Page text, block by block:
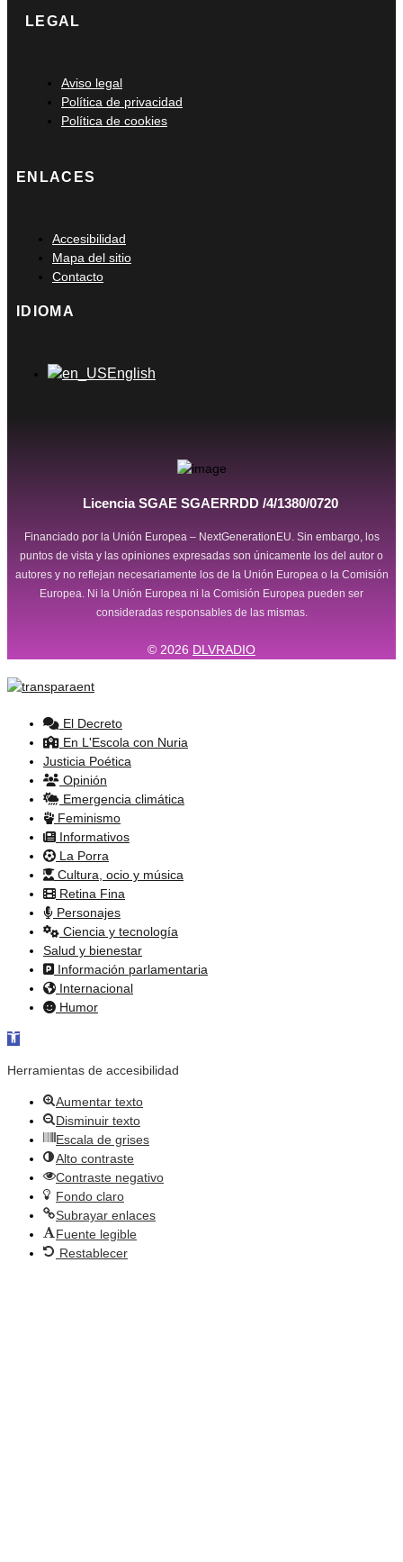
LEGAL
Main
Menu
Aviso legal
Política de privacidad
Política de cookies
ENLACES
Main
Menu
Accesibilidad
Mapa del sitio
Contacto
IDIOMA
Main
English
Licencia SGAE SGAERRDD /4/1380/0720
Financiado por la Unión Europea – NextGenerationEU. Sin embargo, los
puntos de vista y las opiniones expresadas son únicamente los del autor o
autores y no reflejan necesariamente los de la Unión Europea o la Comisión
Europea. Ni la Unión Europea ni la Comisión Europea pueden ser
consideradas responsables de las mismas.
© 2026 DLVRADIO
El Decreto
En L'Escola con Nuria
Justicia Poética
Opinión
Emergencia climática
Feminismo
Informativos
La Porra
Cultura, ocio y música
Retina Fina
Personajes
Ciencia y tecnología
Salud y bienestar
Información parlamentaria
Internacional
Humor
Abrir barra de herramientas
Herramientas de accesibilidad
Aumentar texto
Disminuir texto
Escala de grises
Alto contraste
Contraste negativo
Fondo claro
Subrayar enlaces
Fuente legible
Restablecer